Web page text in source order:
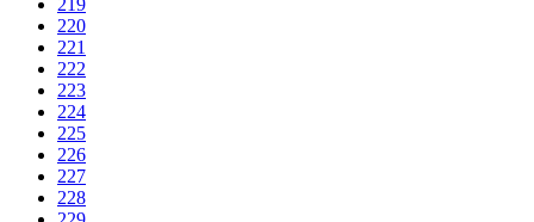
219
220
221
222
223
224
225
226
227
228